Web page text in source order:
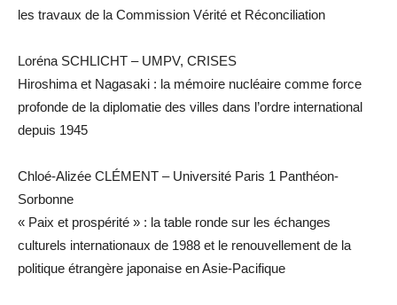
les travaux de la Commission Vérité et Réconciliation
Loréna SCHLICHT – UMPV, CRISES
Hiroshima et Nagasaki : la mémoire nucléaire comme force
profonde de la diplomatie des villes dans l’ordre international
depuis 1945
Chloé-Alizée CLÉMENT – Université Paris 1 Panthéon-
Sorbonne
« Paix et prospérité » : la table ronde sur les échanges
culturels internationaux de 1988 et le renouvellement de la
politique étrangère japonaise en Asie-Pacifique